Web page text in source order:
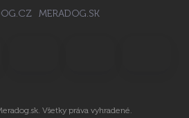
MERADOG.SK
. Všetky práva vyhradené.